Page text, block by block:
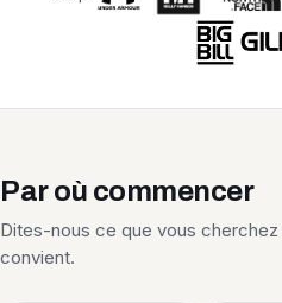
Par où commencer
Dites-nous ce que vous
convient.